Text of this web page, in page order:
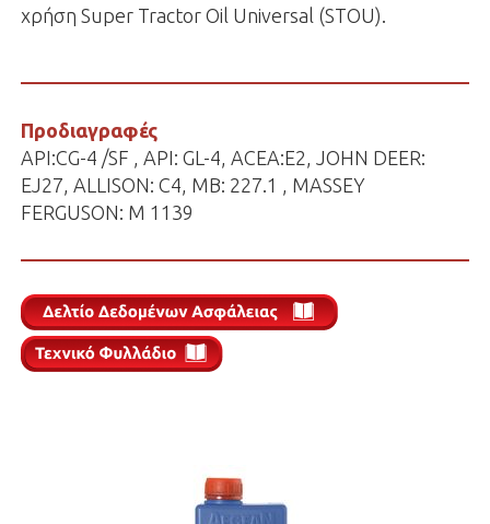
χρήση Super Tractor Oil Universal (STOU).
Προδιαγραφές
API:CG-4 /SF , API: GL-4, ACEA:E2, JOHN DEER:
EJ27, ALLISON: C4, MB: 227.1 , MASSEY
FERGUSON: M 1139